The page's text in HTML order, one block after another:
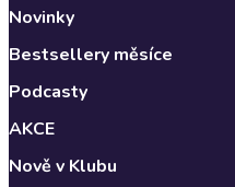
Novinky
Bestsellery měsíce
Podcasty
AKCE
Nově v Klubu